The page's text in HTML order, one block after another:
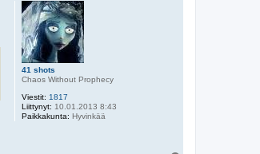
41 shots
Chaos Without Prophecy
Viestit: 1817
Liittynyt: 10.01.2013 8:43
Paikkakunta: Hyvinkää